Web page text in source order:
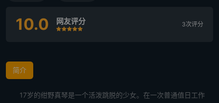
10.0 网友评分
很差较差还行
推荐
力荐
3次评分
简介
17岁的绀野真琴是一个活泼跳脱的少女。在一次普通值日工作